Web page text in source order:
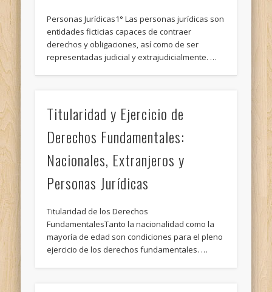
Personas Jurídicas1° Las personas jurídicas son
entidades ficticias capaces de contraer
derechos y obligaciones, así como de ser
representadas judicial y extrajudicialmente. …
Titularidad y Ejercicio de
Derechos Fundamentales:
Nacionales, Extranjeros y
Personas Jurídicas
Titularidad de los Derechos
FundamentalesTanto la nacionalidad como la
mayoría de edad son condiciones para el pleno
ejercicio de los derechos fundamentales. …